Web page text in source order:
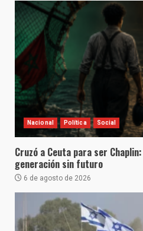
Nacional Política Social
Cruzó a Ceuta para ser
generación sin futuro
6 de agosto de 2026